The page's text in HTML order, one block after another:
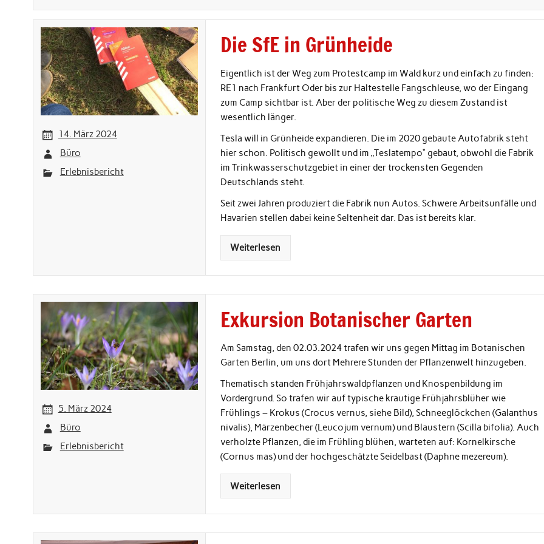
14. März 2024
Büro
Erlebnisbericht
Die SfE in Grünheide
Eigentlich ist der Weg zum Protestcamp im Wald kurz und einfach zu finden:
RE1 nach Frankfurt Oder bis zur Haltestelle Fangschleuse, wo der Eingang
zum Camp sichtbar ist. Aber der politische Weg zu diesem Zustand ist
wesentlich länger.
Tesla will in Grünheide expandieren. Die im 2020 gebaute Autofabrik steht
hier schon. Politisch gewollt und im „Teslatempo“ gebaut, obwohl die Fabrik
im Trinkwasserschutzgebiet in einer der trockensten Gegenden
Deutschlands steht.
Seit zwei Jahren produziert die Fabrik nun Autos. Schwere Arbeitsunfälle und
Havarien stellen dabei keine Seltenheit dar. Das ist bereits klar.
Weiterlesen
5. März 2024
Büro
Erlebnisbericht
Exkursion Botanischer Garten
Am Samstag, den 02.03.2024 trafen wir uns gegen Mittag im Botanischen
Garten Berlin, um uns dort Mehrere Stunden der Pflanzenwelt hinzugeben.
Thematisch standen Frühjahrswaldpflanzen und Knospenbildung im
Vordergrund. So trafen wir auf typische krautige Frühjahrsblüher wie
Frühlings – Krokus (Crocus vernus, siehe Bild), Schneeglöckchen (Galanthus
nivalis), Märzenbecher (Leucojum vernum) und Blaustern (Scilla bifolia). Auch
verholzte Pflanzen, die im Frühling blühen, warteten auf: Kornelkirsche
(Cornus mas) und der hochgeschätzte Seidelbast (Daphne mezereum).
Weiterlesen